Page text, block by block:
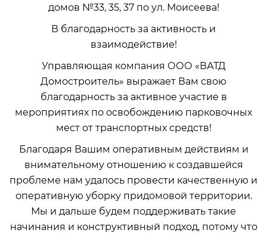
домов №33, 35, 37 по ул. Моисеева!
В благодарность за активность и
взаимодействие!
Управляющая компания ООО «ВАТД
Домостроитель» выражает Вам свою
благодарность за активное участие в
мероприятиях по освобождению парковочных
мест от транспортных средств!
Благодаря Вашим оперативным действиям и
внимательному отношению к создавшейся
проблеме нам удалось провести качественную и
оперативную уборку придомовой территории.
Мы и дальше будем поддерживать такие
начинания и конструктивный подход, потому что